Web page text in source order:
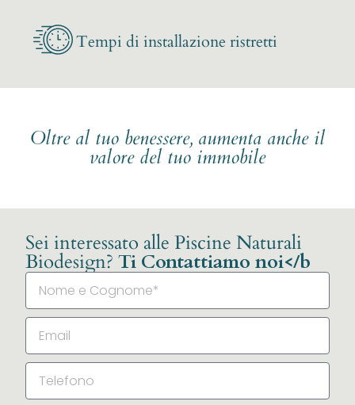
Tempi di installazione ristretti
Oltre al tuo benessere, aumenta anche il
valore del tuo immobile
Sei interessato alle Piscine Naturali
Biodesign? Ti Contattiamo noi</b